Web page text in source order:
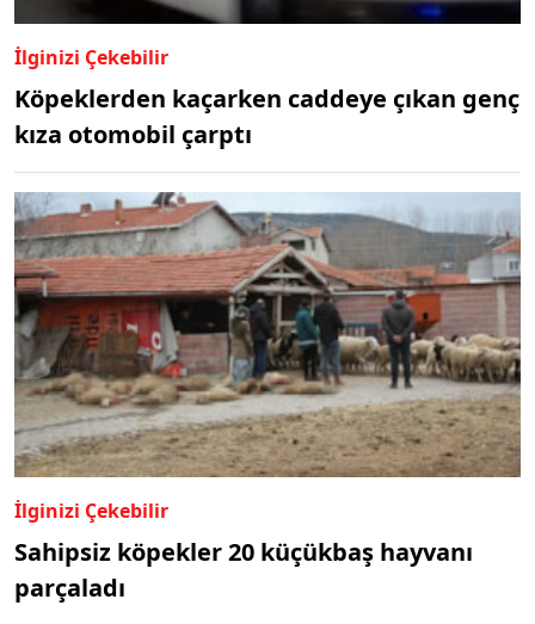
İlginizi Çekebilir
Köpeklerden kaçarken caddeye çıkan genç
kıza otomobil çarptı
İlginizi Çekebilir
Sahipsiz köpekler 20 küçükbaş hayvanı
parçaladı